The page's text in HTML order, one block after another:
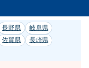
長野県
岐阜県
佐賀県
長崎県